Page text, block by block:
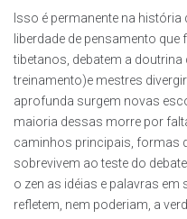
Isso é permanente na
liberdade de pensamento
tibetanos, debatem a
treinamento)e mestres
aprofunda surgem novas
maioria dessas morre por
caminhos principais, formas
sobrevivem ao teste do
o zen as idéias e palavras
refletem, nem poderiam, a